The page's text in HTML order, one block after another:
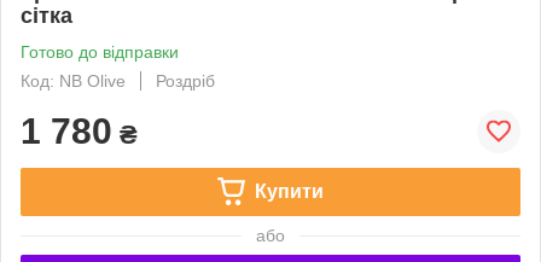
сітка
Готово до відправки
Код: NB Olive
Роздріб
1 780 ₴
Купити
або